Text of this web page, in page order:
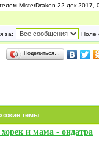
MisterDrakon 22 дек 2017,
за: Поле
Поделиться…
темы
и мама - ондатра